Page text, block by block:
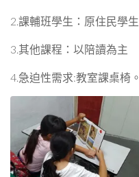
2.課輔班學生：原住民學生
3.其他課程：以陪讀為主
4.急迫性需求:教室課桌椅。